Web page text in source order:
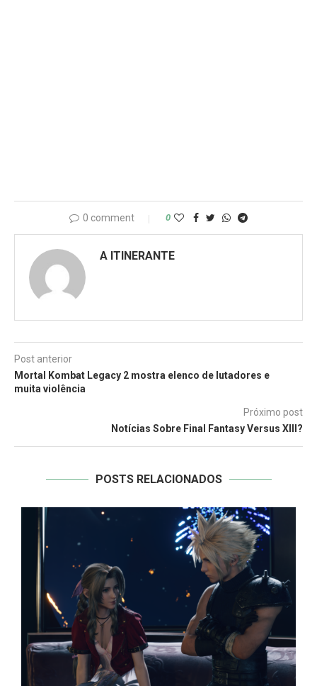
0 comment 0
A ITINERANTE
Post anterior
Mortal Kombat Legacy 2 mostra elenco de lutadores e
muita violência
Próximo post
Notícias Sobre Final Fantasy Versus XIII?
POSTS RELACIONADOS